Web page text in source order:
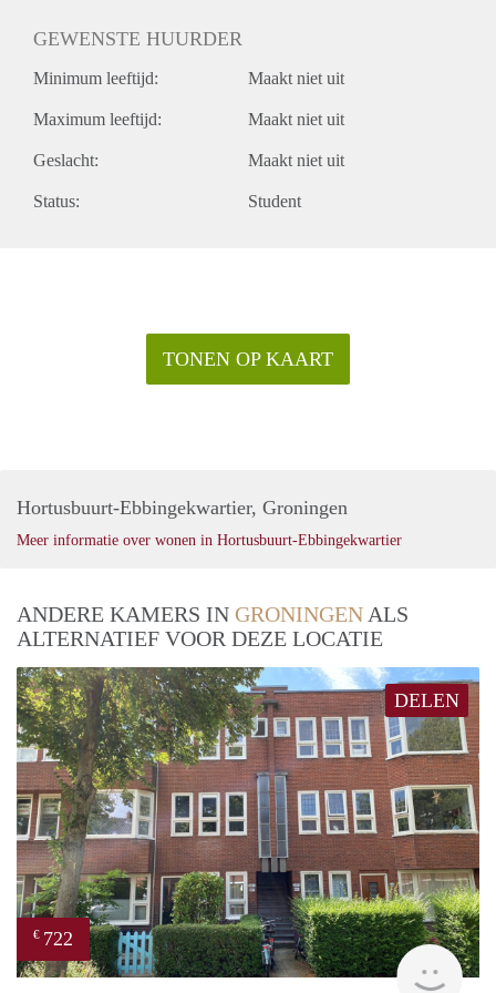
GEWENSTE HUURDER
Minimum leeftijd: Maakt niet uit
Maximum leeftijd: Maakt niet uit
Geslacht: Maakt niet uit
Status: Student
TONEN OP KAART
Hortusbuurt-Ebbingekwartier, Groningen
Meer informatie over wonen in Hortusbuurt-Ebbingekwartier
ANDERE KAMERS IN GRONINGEN ALS
ALTERNATIEF VOOR DEZE LOCATIE
DELEN
€ 722